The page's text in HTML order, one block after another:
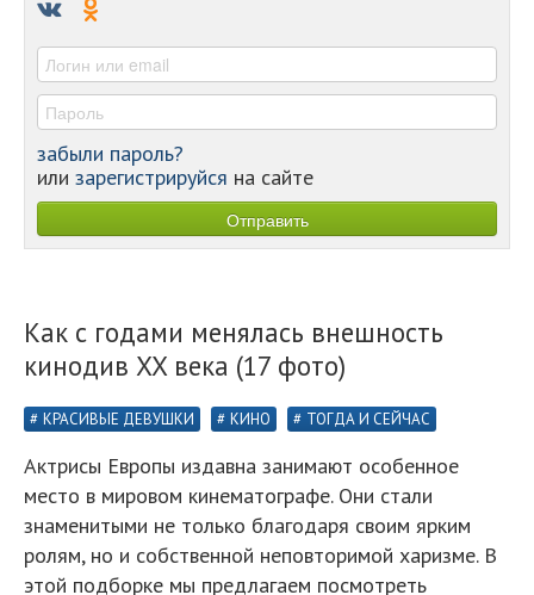
-
забыли пароль?
или зарегистрируйся на сайте
Как с годами менялась внешность
кинодив XX века (17 фото)
КРАСИВЫЕ ДЕВУШКИ КИНО ТОГДА И СЕЙЧАС
Актрисы Европы издавна занимают особенное
место в мировом кинематографе. Они стали
знаменитыми не только благодаря своим ярким
ролям, но и собственной неповторимой харизме. В
этой подборке мы предлагаем посмотреть